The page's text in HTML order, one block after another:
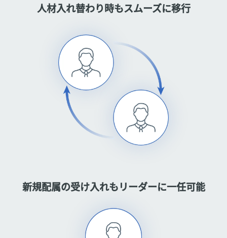
人材入れ替わり時もスムーズに移行
新規配属の受け入れもリーダーに一任可能